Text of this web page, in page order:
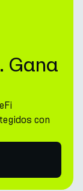
Gana
con